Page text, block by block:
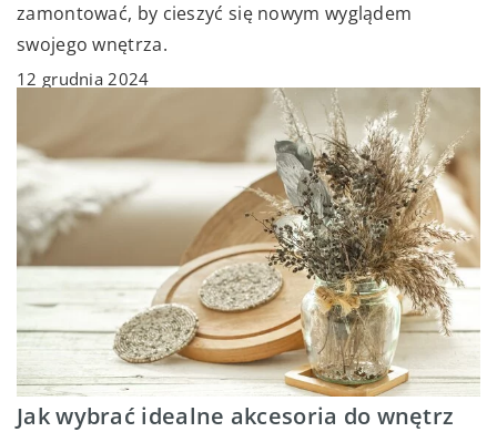
zamontować, by cieszyć się nowym wyglądem
swojego wnętrza.
12 grudnia 2024
Jak wybrać idealne akcesoria do wnętrz